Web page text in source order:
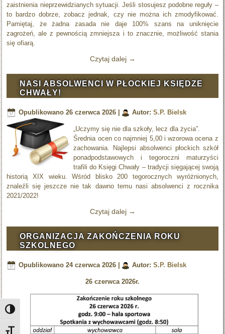
Toggle High Contrast
zaistnienia nieprzewidzianych sytuacji. Jeśli stosujesz podobne reguły –
to bardzo dobrze, zobacz jednak, czy nie można ich zmodyfikować.
Pamiętaj, że żadna zasada nie daje 100% szans na uniknięcie
zagrożeń, ale z pewnością zmniejsza i to znacznie, możliwość stania
się ofiarą.
Czytaj dalej →
NASI ABSOLWENCI W PŁOCKIEJ KSIĘDZE
CHWAŁY!
Opublikowano 26 czerwca 2026 Autor: S.P. Bielsk
„Uczymy się nie dla szkoły, lecz dla życia”.
Średnia ocen co najmniej 5,00 i wzorowa ocena z
zachowania. Najlepsi absolwenci płockich szkół
ponadpodstawowych i tegoroczni maturzyści
trafili do Księgi Chwały – tradycji sięgającej swoją
historią XIX wieku. Wśród blisko 200 tegorocznych wyróżnionych,
znaleźli się jeszcze nie tak dawno temu nasi absolwenci z rocznika
2021/2022!
Czytaj dalej →
ORGANIZACJA ZAKOŃCZENIA ROKU
SZKOLNEGO
Opublikowano 24 czerwca 2026 Autor: S.P. Bielsk
26 czerwca 2026r.